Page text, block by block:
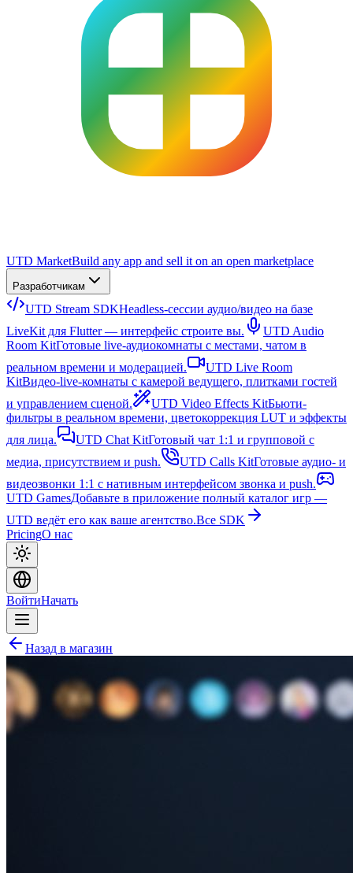
UTD MarketBuild any app and sell it on an open marketplace
Разработчикам
UTD Stream SDKHeadless-сессии аудио/видео на базе
LiveKit для Flutter — интерфейс строите вы.
UTD Audio
Room KitГотовые live-аудиокомнаты с местами, чатом в
реальном времени и модерацией.
UTD Live Room
KitВидео-live-комнаты с камерой ведущего, плитками гостей
и управлением сценой.
UTD Video Effects KitБьюти-
фильтры в реальном времени, цветокоррекция LUT и эффекты
для лица.
UTD Chat KitГотовый чат 1:1 и групповой с
медиа, присутствием и push.
UTD Calls KitГотовые аудио- и
видеозвонки 1:1 с нативным интерфейсом звонка и push.
UTD GamesДобавьте в приложение полный каталог игр —
UTD ведёт его как ваше агентство.Все SDK
PricingО нас
ВойтиНачать
Назад в магазин